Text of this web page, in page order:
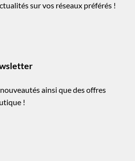
sur vos réseaux préférés !
ainsi que des offres
!